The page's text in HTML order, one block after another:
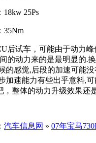
25Ps
试车，可能由于动力峰
间的动力来的是最明显的.
的感觉,后段的加速可能
加速能力有些出乎意料,
，整体的动力升级效果还
汽车信息网 » 07年宝马